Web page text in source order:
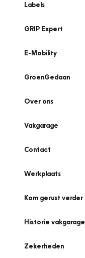
Labels
GRIP Expert
E-Mobility
GroenGedaan
Over ons
Vakgarage
Contact
Werkplaats
Kom gerust verder
Historie vakgarage
Zekerheden